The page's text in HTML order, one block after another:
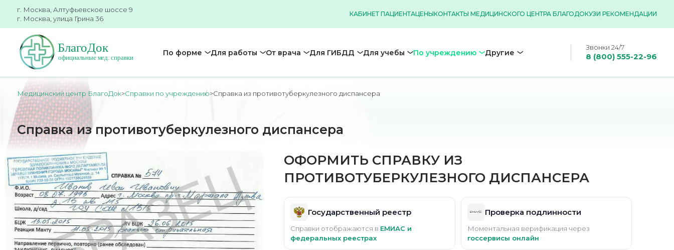
г. Москва, Алтуфьевское шоссе 9
г. Москва, улица Грина 36
КАБИНЕТ ПАЦИЕНТАЦЕНЫКОНТАКТЫ МЕДИЦИНСКОГО ЦЕНТРА БЛАГОДОКУЗИ РЕКОМЕНДАЦИИ
По форме Для работы От врача Для ГИБДД Для учебы По учреждению Другие
Звонки 24/7
8 (800) 555-22-96
Медицинский центр БлагоДок>Справки по учреждению>Справка из противотуберкулезного диспансера
Справка из противотуберкулезного диспансера
ОФОРМИТЬ СПРАВКУ ИЗ
ПРОТИВОТУБЕРКУЛЕЗНОГО ДИСПАНСЕРА
Государственный реестр
Справки отображаются в ЕМИАС и
федеральных реестрах
Проверка подлинности
Моментальная верификация через
госсервисы онлайн